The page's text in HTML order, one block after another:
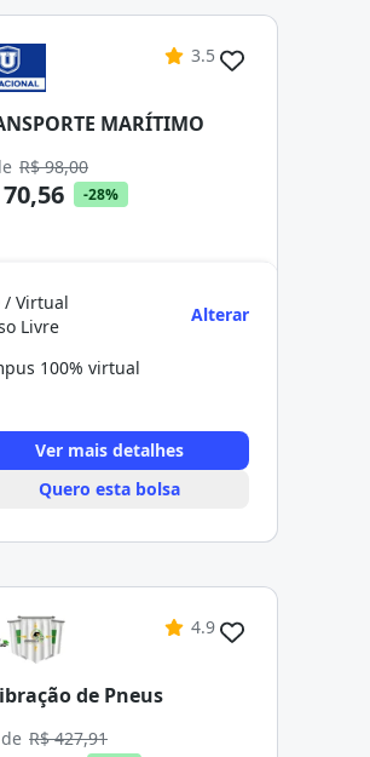
3.5
MARÍTIMO
R$ 98,00
-28%
/ Virtual
Livre
Alterar
100% virtual
Ver mais detalhes
Quero esta bolsa
4.9
de Pneus
R$ 427,91